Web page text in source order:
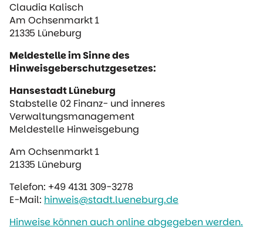
Claudia Kalisch
Am Ochsenmarkt 1
21335 Lüneburg
Meldestelle im Sinne des
Hinweisgeberschutzgesetzes:
Hansestadt Lüneburg
Stabstelle 02 Finanz- und inneres
Verwaltungsmanagement
Meldestelle Hinweisgebung
Am Ochsenmarkt 1
21335 Lüneburg
Telefon: +49 4131 309-3278
E-Mail: hinweis@stadt.lueneburg.de
Hinweise können auch online abgegeben werden.